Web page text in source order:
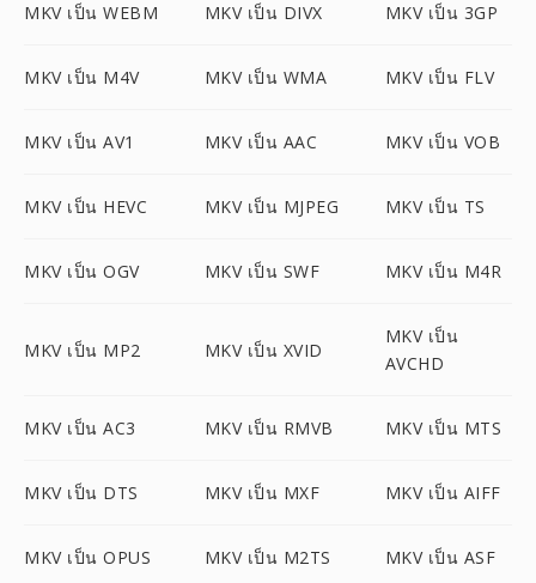
MKV เป็น WEBM MKV เป็น DIVX MKV เป็น 3GP
MKV เป็น M4V MKV เป็น WMA MKV เป็น FLV
MKV เป็น AV1 MKV เป็น AAC MKV เป็น VOB
MKV เป็น HEVC MKV เป็น MJPEG MKV เป็น TS
MKV เป็น OGV MKV เป็น SWF MKV เป็น M4R
MKV เป็น MP2 MKV เป็น XVID
MKV เป็น
AVCHD
MKV เป็น AC3 MKV เป็น RMVB MKV เป็น MTS
MKV เป็น DTS MKV เป็น MXF MKV เป็น AIFF
MKV เป็น OPUS MKV เป็น M2TS MKV เป็น ASF